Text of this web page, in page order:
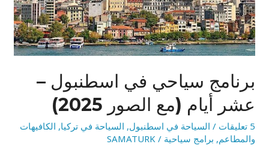
برنامج سياحي في اسطنبول –
عشر أيام (مع الصور 2025)
5 تعليقات / السياحة في اسطنبول, السياحة في تركيا, الكافيهات
والمطاعم, برامج سياحية /
SAMATURK
(مع
الصور
2025)